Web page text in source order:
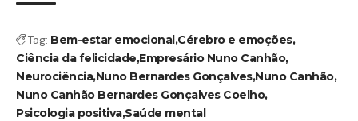
Tag: Bem-estar emocionalCérebro e emoções
Ciência da felicidade Empresário Nuno Canhão
NeurociênciaNuno Bernardes GonçalvesNuno Canhão
Nuno Canhão Bernardes Gonçalves Coelho
Psicologia positivaSaúde mental